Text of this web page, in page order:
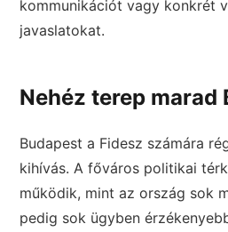
kommunikációt vagy konkrét
javaslatokat.
Nehéz terep marad
Budapest a Fidesz számára
kihívás. A főváros politikai
működik, mint az ország sok
pedig sok ügyben